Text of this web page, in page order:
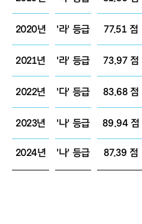
2020년 '라' 등급 77.51 점
2021년 '라' 등급 73.97 점
2022년 '다' 등급 83.68 점
2023년 '나' 등급 89.94 점
2024년 '나' 등급 87.39 점